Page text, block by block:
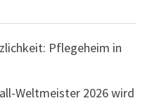
Pflegeheim in
Weltmeister 2026 wird